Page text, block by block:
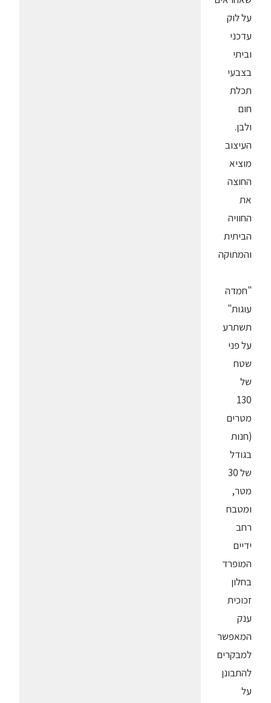
על לוק
עדכני
וביתי
בצבעי
תכלת
חום
ולבן.
העיצוב
מוציא
החוצה
את
החוויה
הביתית
והמתוקה
"חמדה
עוגות"
תשתרע
על פני
שטח
של
130
מטרים
(חנות
בגודל
של 30
מטר,
ומטבח
רחב
ידיים
המופרד
בחלון
זכוכית
ענק
המאפשר
למבקרים
להתבונן
על